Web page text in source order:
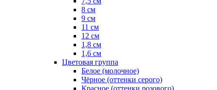
8 см
9 см
11 см
12 см
1,8 см
1,6 см
Цветовая группа
Белое (молочное)
Чёрное (оттенки серого)
Красное (оттенки розового)